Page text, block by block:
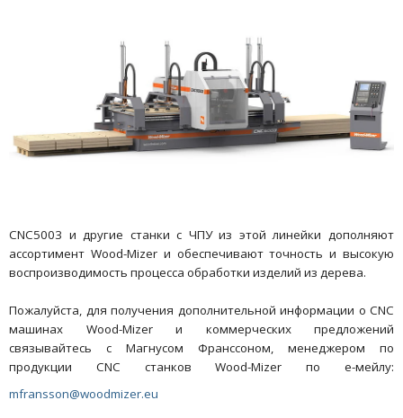
CNC5003 и другие станки с ЧПУ из этой линейки дополняют
ассортимент Wood-Mizer и обеспечивают точность и высокую
воспроизводимость процесса обработки изделий из дерева.
Пожалуйста, для получения дополнительной информации о CNC
машинах Wood-Mizer и коммерческих предложений
связывайтесь с Магнусом Франссоном, менеджером по
продукции CNC станков Wood-Mizer по е-мейлу:
mfransson@woodmizer.eu